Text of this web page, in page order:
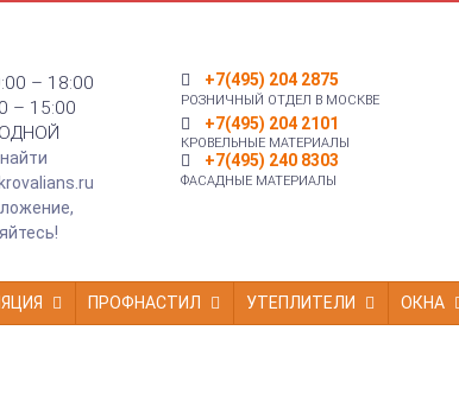
– 18:00
– 15:00
+7(495) 204 2875
РОЗНИЧНЫЙ ОТДЕЛ В МОСКВЕ
+7(495) 204 2101
КРОВЕЛЬНЫЕ МАТЕРИАЛЫ
+7(495) 240 8303
ФАСАДНЫЕ МАТЕРИАЛЫ
ПРОФНАСТИЛ УТЕПЛИТЕЛИ ОКНА